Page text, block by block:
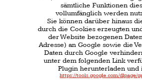
Inhalten über Ihr Google-Konto verwendet haben.
angezeigt werden, die Ihre E-Mail-Adresse
kennen oder über andere identifizierende
Informationen von Ihnen verfügen.
Verwendung der erfassten Informationen:
Neben den oben erläuterten
Verwendungszwecken werden die von Ihnen
bereitgestellten Informationen gemäß den
geltenden Google-Datenschutzbestimmungen
genutzt.
Google veröffentlicht möglicherweise
zusammengefasste Statistiken über die +1-